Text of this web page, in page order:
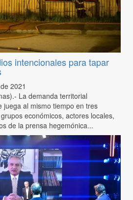
intencionales para tapar
2021
La demanda territorial
juega al mismo tiempo en tres
económicos, actores locales,
de la prensa hegemónica...